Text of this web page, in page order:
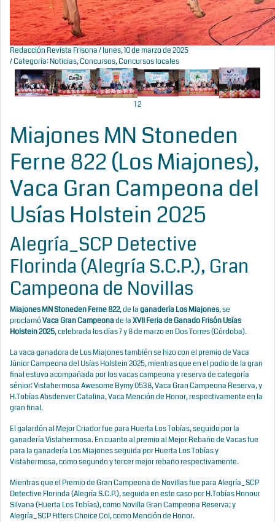
Redacción Revista Frisona/ lunes, 10 de marzo de 2025
/ Categoría:Noticias,Concursos,Concursos locales
12
Miajones MN Stoneden
Ferne 822 (Los Miajones),
Vaca Gran Campeona del
Usías Holstein 2025
Alegría_SCP Detective
Florinda (Alegría S.C.P.), Gran
Campeona de Novillas
Miajones MN Stoneden Ferne 822, de laganadería Los Miajones, se
proclamóVaca Gran Campeonade laXVII Feria de Ganado Frisón Usías
Holstein 2025, celebrada los días 7 y 8 de marzo en Dos Torres (Córdoba).
La vaca ganadora de Los Miajones también se hizo con el premio de Vaca
Júnior Campeona del Usías Holstein 2025, mientras que en el podio de la gran
final estuvo acompañada por los vacas campeona y reserva de categoría
sénior: Vistahermosa Awesome Bymy 0538, Vaca Gran Campeona Reserva, y
H.Tobías Absdenver Catalina, Vaca Mención de Honor, respectivamente en la
gran final.
El galardón al Mejor Criador fue para Huerta Los Tobías, seguido por la
ganadería Vistahermosa. En cuanto al premio al Mejor Rebaño de Vacas fue
para la ganadería Los Miajones seguida por Huerta Los Tobías y
Vistahermosa, como segundo y tercer mejor rebaño respectivamente.
Mientras que el Premio de Gran Campeona de Novillas fue para Alegría_SCP
Detective Florinda (Alegría S.C.P.), seguida en este caso por H.Tobías Honour
Silvana (Huerta Los Tobías), como Novilla Gran Campeona Reserva; y
Alegría_SCP Fitters Choice Col, como Mención de Honor.